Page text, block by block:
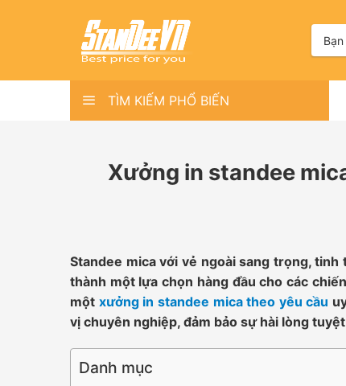
kiếm:
TÌM KIẾM PHỔ BIẾN
Xưởng in standee
Standee mica với vẻ ngoài sang trọng,
thành một lựa chọn hàng đầu cho các
một xưởng in standee mica theo yêu cầu
vị chuyên nghiệp, đảm bảo sự hài lòng
Danh mục